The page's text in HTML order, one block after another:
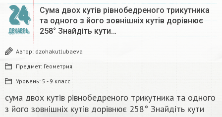
24
ДЕКАБРЬ
Сума двох кутів рівнобедреного трикутника
та одного з його зовнішніх кутів дорівнює
258° Знайдіть кути…
Автор: dzohakutlubaeva
Предмет: Геометрия
Уровень: 5 - 9 класс
сума двох кутів рівнобедреного трикутника та одного
з його зовнішніх кутів дорівнює 258° Знайдіть кути